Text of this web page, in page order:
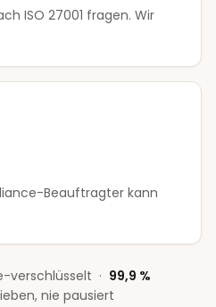
ISO 27001 fragen. Wir
Beauftragter kann
verschlüsselt · 99,9 %
nie pausiert